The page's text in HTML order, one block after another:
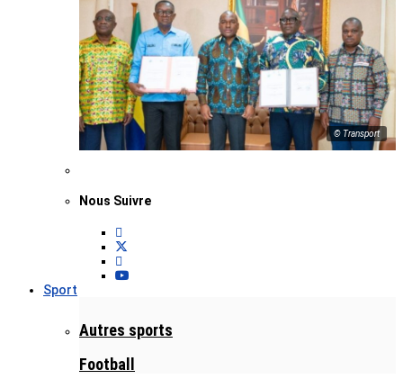
© Transport
Nous Suivre
Sport
Autres sports
Football